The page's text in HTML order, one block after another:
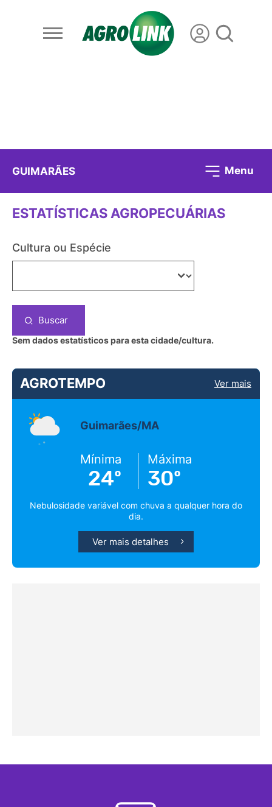
GUIMARÃES Menu
ESTATÍSTICAS AGROPECUÁRIAS
Cultura ou Espécie
Buscar
Sem dados estatísticos para esta cidade/cultura.
AGROTEMPO Ver mais
Guimarães/MA
Mínima
24º
Máxima
30º
Nebulosidade variável com chuva a qualquer hora do
dia.
Ver mais detalhes